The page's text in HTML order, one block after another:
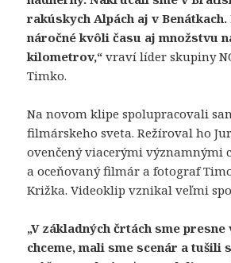
rakúskych Alpách aj v
náročné kvôli času aj množstvu
kilometrov,“ vraví líder skupiny
Timko.
Na novom klipe spolupracovali
filmárskeho sveta. Režíroval ho
ovenčený viacerými významnými
a oceňovaný filmár a fotograf
Križka. Videoklip vznikal veľmi
„V základných črtách sme presne
chceme, mali sme scenár a tušili
tieto